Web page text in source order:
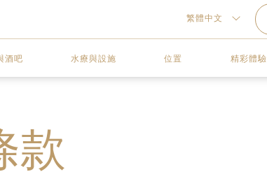
繁體中文
酒吧 水療與設施 位置 精彩體驗
款